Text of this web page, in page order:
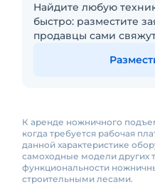
Найдите любую
быстро: разместите
продавцы сами
К аренде ножничного
когда требуется рабочая
данной характеристике
самоходные модели других
функциональности
строительными лесами.